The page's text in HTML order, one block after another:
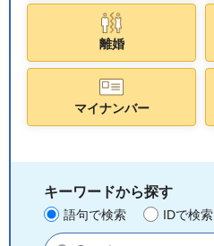
離婚
マイナンバー
キーワードから探す
語句で検索 IDで検索